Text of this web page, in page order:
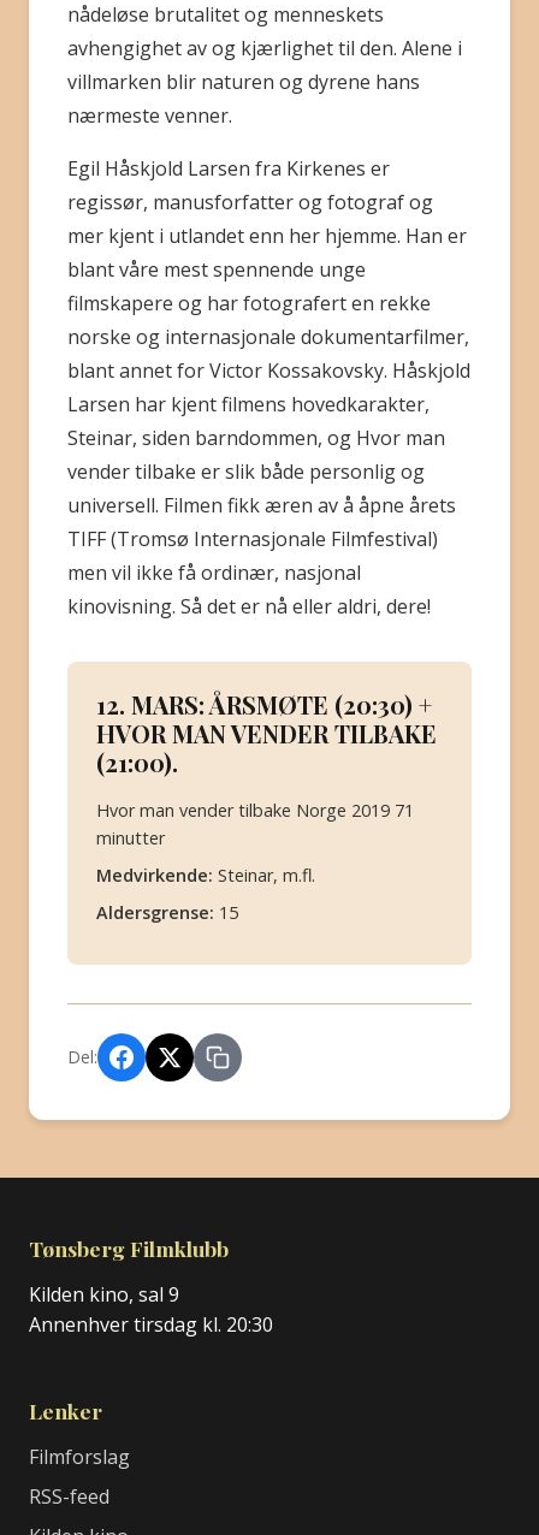
nådeløse brutalitet og menneskets
avhengighet av og kjærlighet til den. Alene i
villmarken blir naturen og dyrene hans
nærmeste venner.
Egil Håskjold Larsen fra Kirkenes er
regissør, manusforfatter og fotograf og
mer kjent i utlandet enn her hjemme. Han er
blant våre mest spennende unge
filmskapere og har fotografert en rekke
norske og internasjonale dokumentarfilmer,
blant annet for Victor Kossakovsky. Håskjold
Larsen har kjent filmens hovedkarakter,
Steinar, siden barndommen, og Hvor man
vender tilbake er slik både personlig og
universell. Filmen fikk æren av å åpne årets
TIFF (Tromsø Internasjonale Filmfestival)
men vil ikke få ordinær, nasjonal
kinovisning. Så det er nå eller aldri, dere!
12. MARS: ÅRSMØTE (20:30) +
HVOR MAN VENDER TILBAKE
(21:00).
Hvor man vender tilbake Norge 2019 71
minutter
Medvirkende: Steinar, m.fl.
Aldersgrense: 15
Del:
Tønsberg Filmklubb
Kilden kino, sal 9
Annenhver tirsdag kl. 20:30
Lenker
Filmforslag
RSS-feed